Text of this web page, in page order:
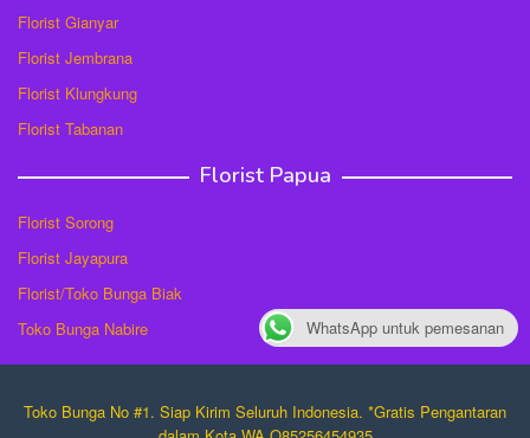
Florist Gianyar
Florist Jembrana
Florist Klungkung
Florist Tabanan
Florist Papua
Florist Sorong
Florist Jayapura
Florist/Toko Bunga Biak
Toko Bunga Nabire
Toko Bunga No #1. Siap Kirim Seluruh Indonesia. *Gratis Pengantaran
WhatsApp untuk pemesanan